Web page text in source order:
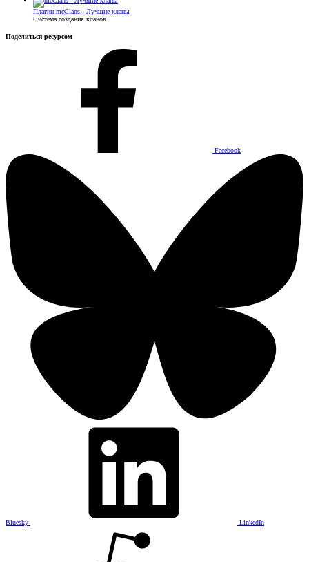
Плагин mcClans - Лучшие кланы
Система создания кланов
Поделиться ресурсом
Facebook
Bluesky LinkedIn